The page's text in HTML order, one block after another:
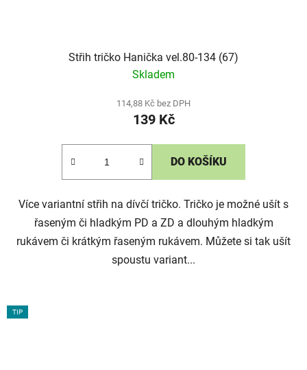
Střih tričko Hanička vel.80-134 (67)
Skladem
114,88 Kč bez DPH
139 Kč
DO KOŠÍKU
Více variantní střih na dívčí tričko. Tričko je možné ušít s
řaseným či hladkým PD a ZD a dlouhým hladkým
rukávem či krátkým řaseným rukávem. Můžete si tak ušít
spoustu variant...
TIP